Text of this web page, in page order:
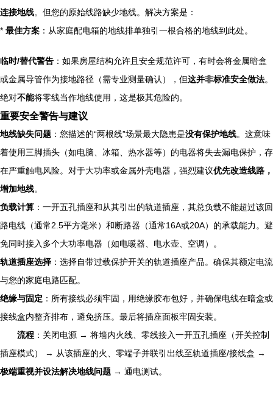
连接地线。但您的原始线路缺少地线。解决方案是：
* 最佳方案 ：从家庭配电箱的地线排单独引一根合格的地线到此处。
临时/替代警告 ：如果房屋结构允许且安全规范许可，有时会将金属暗盒
或金属导管作为接地路径（需专业测量确认），但这并非标准安全做法。
绝对不能将零线当作地线使用，这是极其危险的。
重要安全警告与建议
地线缺失问题 ：您描述的“两根线”场景最大隐患是没有保护地线。这意味
着使用三脚插头（如电脑、冰箱、热水器等）的电器将失去漏电保护，存
在严重触电风险。对于大功率或金属外壳电器，强烈建议优先改造线路，
增加地线。
负载计算 ：一开五孔插座和从其引出的轨道插座，其总负载不能超过该回
路电线（通常2.5平方毫米）和断路器（通常16A或20A）的承载能力。避
免同时接入多个大功率电器（如电暖器、电水壶、空调）。
轨道插座选择 ：选择自带过载保护开关的轨道插座产品。确保其额定电流
与您的家庭电路匹配。
绝缘与固定 ：所有接线必须牢固，用绝缘胶布包好，并确保电线在暗盒或
接线盒内整齐排布，避免挤压。最后将插座面板牢固安装。
流程 ：关闭电源 → 将墙内火线、零线接入一开五孔插座（开关控制
插座模式） → 从该插座的火、零端子并联引出线至轨道插座/接线盒 →
极端重视并设法解决地线问题 → 通电测试。